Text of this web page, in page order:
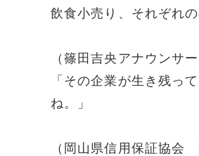
飲食小売り、それぞれ
（篠田吉央アナウンサー
「その企業が生き残っ
ね。」
（岡山県信用保証協会